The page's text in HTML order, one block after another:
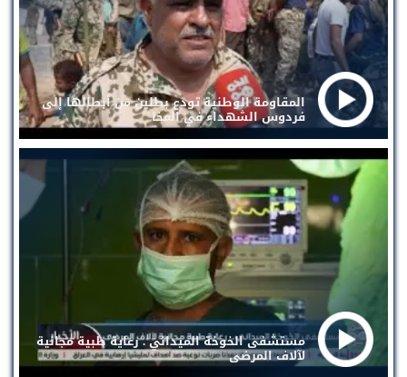
المقاومة الوطنية تودع بطلين من أبطالها إلى
فردوس الشهداء في المخا
مستشفى الخوخة الميداني . رعاية طبية مجانية
لآلاف المرضى